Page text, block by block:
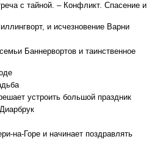
с тайной. – Конфликт. Спасение и
и исчезновение Варни
Баннервортов и таинственное
устроить большой праздник
на-Горе и начинает поздравлять